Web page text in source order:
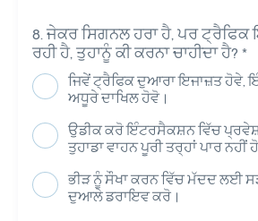
ਜੇਕਰ ਸਿਗਨਲ ਹਰਾ ਹੈ, ਪਰ
ਰਹੀ ਹੈ, ਤੁਹਾਨੂੰ ਕੀ ਕਰਨਾ ਚਾਹੀਦਾ ਹੈ? *
ਜਿਵੇਂ ਟ੍ਰੈਫਿਕ ਦੁਆਰਾ ਇਜਾਜ਼ਤ ਹੋਵੇ,
ਅਧੂਰੇ ਦਾਖਿਲ ਹੋਵੋ।
ਉਡੀਕ ਕਰੋ ਇੰਟਰਸੈਕਸ਼ਨ ਵਿੱਚ ਪ੍ਰਵੇਸ਼
ਤੁਹਾਡਾ ਵਾਹਨ ਪੂਰੀ ਤਰ੍ਹਾਂ ਪਾਰ ਨਹੀਂ
ਭੀੜ ਨੂੰ ਸੌਖਾ ਕਰਨ ਵਿੱਚ ਮੱਦਦ ਲਈ
ਦੁਆਲੇ ਡਰਾਇਵ ਕਰੋ।